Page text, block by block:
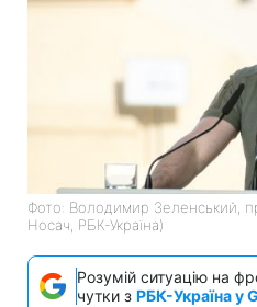
Фото: Володимир Зеленський,
Носач, РБК-Україна)
Розумій ситуацію на
чутки з РБК-Україна у